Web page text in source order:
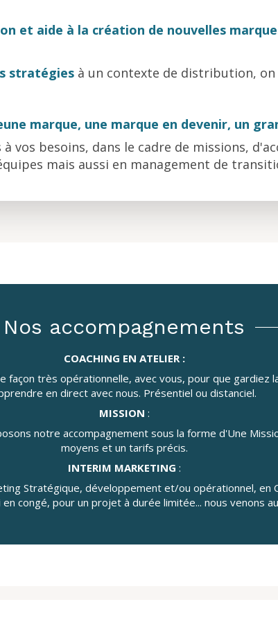
et aide à la création de nouvelles
stratégies à un contexte de distribution,
marque, une marque en devenir, un
vos besoins, dans le cadre de missions,
mais aussi en management de
Nos accompagnements
COACHING EN ATELIER :
façon très opérationnelle, avec vous, pour que gardiez
en direct avec nous. Présentiel ou distanciel.
MISSION :
notre accompagnement sous la forme d'Une
moyens et un tarifs précis.
INTERIM MARKETING :
Stratégique, développement et/ou opérationnel, en
congé, pour un projet à durée limitée... nous venons